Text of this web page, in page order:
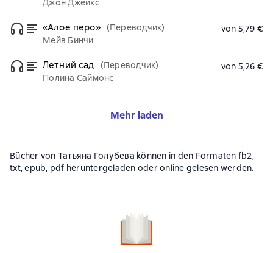
Джон Джейкс
«Алое перо» (Переводчик)
Мейв Бинчи
von 5,79 €
Летний сад
(Переводчик)
Полина Саймонс
von 5,26 €
Mehr laden
Bücher von Татьяна Голубева können in den Formaten fb2,
txt, epub, pdf heruntergeladen oder online gelesen werden.